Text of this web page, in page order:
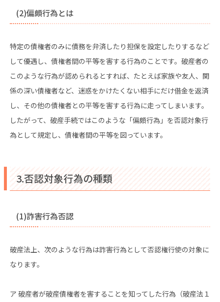
(2)偏頗行為とは
特定の債権者のみに債務を弁済したり担保を設定したりするなど
して優遇し、債権者間の平等を害する行為のことです。破産者の
このような行為が認められるとすれば、たとえば家族や友人、関
係の深い債権者など、迷惑をかけたくない相手にだけ借金を返済
し、その他の債権者との平等を害する行為に走ってしまいます。
したがって、破産手続ではこのような「偏頗行為」を否認対象行
為として規定し、債権者間の平等を図っています。
3.否認対象行為の種類
(1)詐害行為否認
破産法上、次のような行為は詐害行為として否認権行使の対象に
なります。
ア 破産者が破産債権者を害することを知ってした行為（破産法１